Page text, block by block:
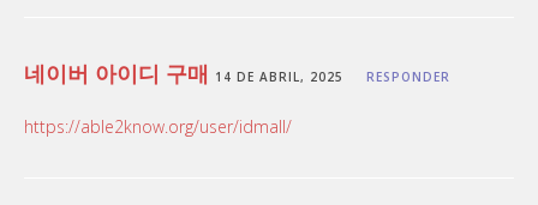
네이버 아이디 구매 14 DE ABRIL, 2025 RESPONDER
https://able2know.org/user/idmall/